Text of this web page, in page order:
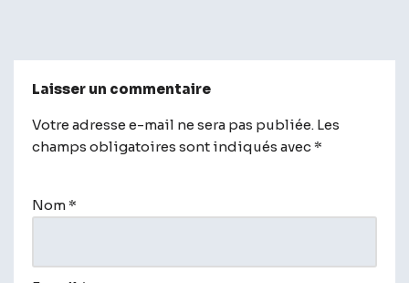
Laisser un commentaire
Votre adresse e-mail ne sera pas publiée. Les
champs obligatoires sont indiqués avec*
Nom*
A
lt
n
i